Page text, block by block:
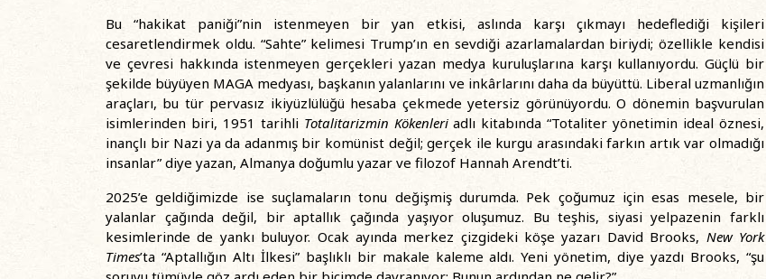
Bu “hakikat paniği”nin istenmeyen bir yan etkisi, aslında karşı çıkmayı hedeflediği kişileri
cesaretlendirmek oldu. “Sahte” kelimesi Trump’ın en sevdiği azarlamalardan biriydi; özellikle kendisi
ve çevresi hakkında istenmeyen gerçekleri yazan medya kuruluşlarına karşı kullanıyordu. Güçlü bir
şekilde büyüyen MAGA medyası, başkanın yalanlarını ve inkârlarını daha da büyüttü. Liberal uzmanlığın
araçları, bu tür pervasız ikiyüzlülüğü hesaba çekmede yetersiz görünüyordu. O dönemin başvurulan
isimlerinden biri, 1951 tarihli Totalitarizmin Kökenleriadlı kitabında “Totaliter yönetimin ideal öznesi,
inançlı bir Nazi ya da adanmış bir komünist değil; gerçek ile kurgu arasındaki farkın artık var olmadığı
insanlar” diye yazan, Almanya doğumlu yazar ve filozof Hannah Arendt’ti.
2025’e geldiğimizde ise suçlamaların tonu değişmiş durumda. Pek çoğumuz için esas mesele, bir
yalanlar çağında değil, bir aptallık çağında yaşıyor oluşumuz. Bu teşhis, siyasi yelpazenin farklı
kesimlerinde de yankı buluyor. Ocak ayında merkez çizgideki köşe yazarı David Brooks, New York
Times’ta “Aptallığın Altı İlkesi” başlıklı bir makale kaleme aldı. Yeni yönetim, diye yazdı Brooks, “şu